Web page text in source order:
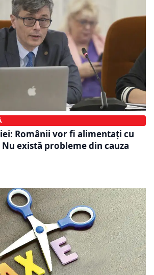
Românii vor fi alimentaţi cu
există probleme din cauza